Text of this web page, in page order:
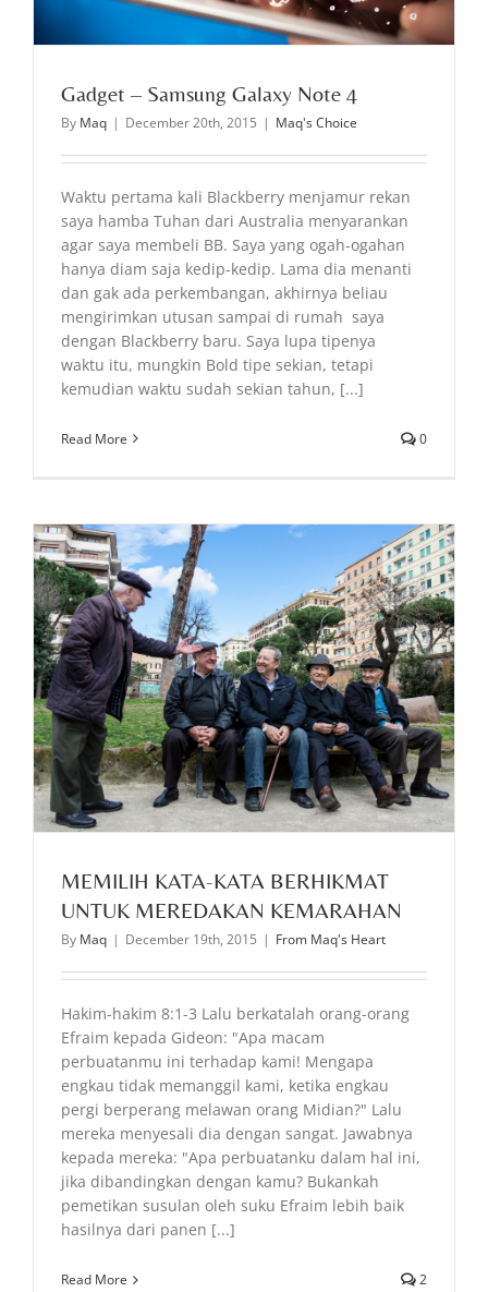
Gadget – Samsung Galaxy Note 4
By Maq | December 20th, 2015 | Maq's Choice
Waktu pertama kali Blackberry menjamur rekan
saya hamba Tuhan dari Australia menyarankan
agar saya membeli BB. Saya yang ogah-ogahan
hanya diam saja kedip-kedip. Lama dia menanti
dan gak ada perkembangan, akhirnya beliau
mengirimkan utusan sampai di rumah saya
dengan Blackberry baru. Saya lupa tipenya
waktu itu, mungkin Bold tipe sekian, tetapi
kemudian waktu sudah sekian tahun, [...]
Read More 0
MEMILIH KATA-KATA BERHIKMAT
UNTUK MEREDAKAN KEMARAHAN
By Maq | December 19th, 2015 | From Maq's Heart
Hakim-hakim 8:1-3 Lalu berkatalah orang-orang
Efraim kepada Gideon: "Apa macam
perbuatanmu ini terhadap kami! Mengapa
engkau tidak memanggil kami, ketika engkau
pergi berperang melawan orang Midian?" Lalu
mereka menyesali dia dengan sangat. Jawabnya
kepada mereka: "Apa perbuatanku dalam hal ini,
jika dibandingkan dengan kamu? Bukankah
pemetikan susulan oleh suku Efraim lebih baik
hasilnya dari panen [...]
Read More 2